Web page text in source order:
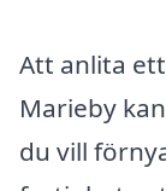
Att anlita
Marieby
du vill